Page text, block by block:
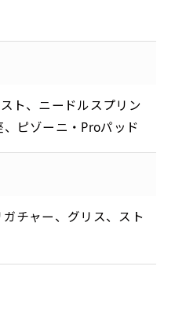
ト、ニードルスプリン
ピゾーニ・Proパッド
チャー、グリス、スト